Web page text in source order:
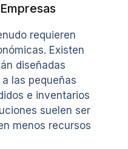
requieren
Existen
diseñadas
las pequeñas
e inventarios
suelen ser
menos recursos